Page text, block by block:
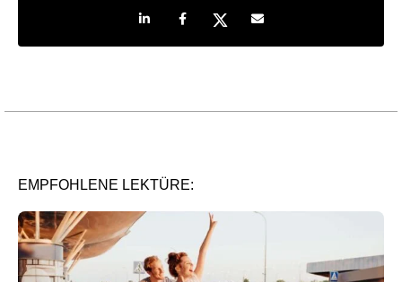
Share on LinkedIn
Share on Facebook
Share on TwitterShare by e-mail
EMPFOHLENE LEKTÜRE: